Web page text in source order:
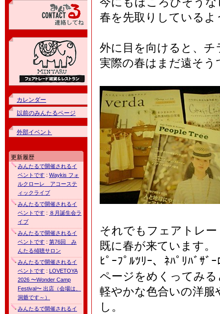
カレンダー
以前のみんたるページ
外部イベント
更新履歴
みんたるで開催されるイ
ベントです : Waykis フォ
ルクローレ アコーステ
ィックライブ
みんたるで開催されるイ
ベントです : ８月誕生会ラ
イブ
みんたるで開催されるイ
ベントです : 第76回 み
んたる傾聴サロン
みんたるで開催されるイ
ベントです : LOVETOYA
2026 〜Wonder Camp
Festival〜 出店（会場は、
洞爺です～）
みんたるで開催されるイ
春を先取りしている
外に目を向けると、
実際の春はまだ遠そう
それでもフェアトレ
既に春が来ています。
ﾋﾟｰﾌﾟﾙﾂﾘｰ、ﾈﾊﾟﾘﾊﾞｻ
ページをめくってみる
軽やかな色合いの洋
し。